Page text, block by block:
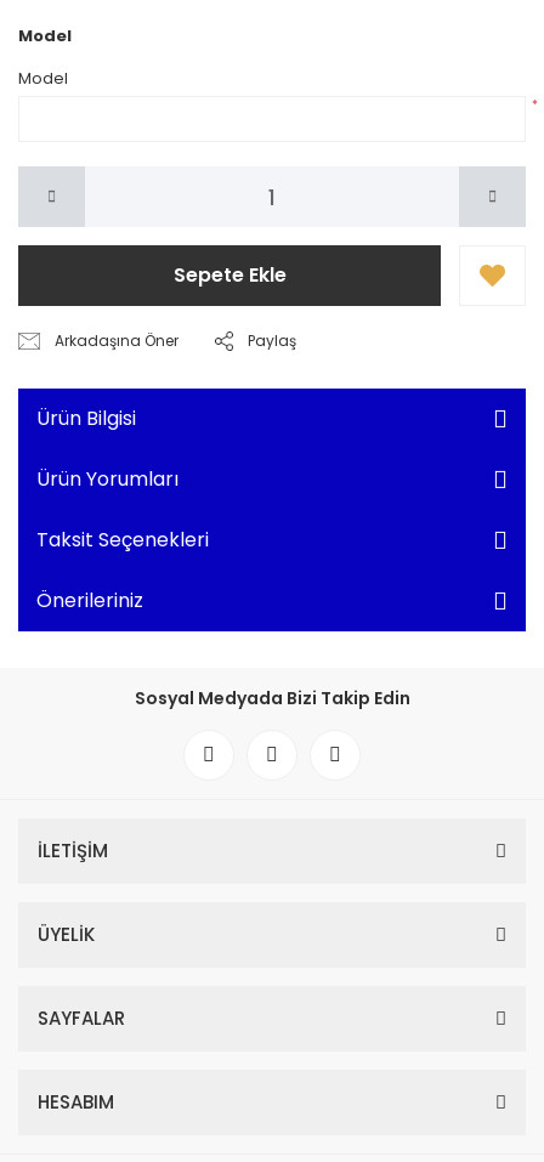
Model
Model
*
Sepete Ekle
Arkadaşına Öner Paylaş
Ürün Bilgisi
Ürün Yorumları
Taksit Seçenekleri
Önerileriniz
Sosyal Medyada Bizi Takip Edin
İLETİŞİM
ÜYELİK
SAYFALAR
HESABIM